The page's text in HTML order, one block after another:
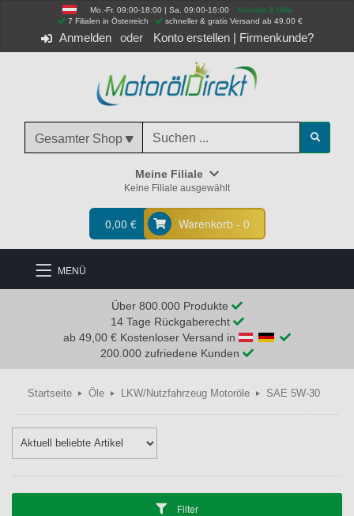
Mo.-Fr. 09:00-18:00 | Sa. 09:00-16:00
Kontakt & Hilfe
7 Filialen in Österreich
schneller & gratis Versand ab 49,00 €
Anmelden Konto erstellen| Firmenkunde?
Gesamter Shop
Meine Filiale
Keine Filiale ausgewählt
0,00 € Warenkorb - 0
MENÜ
Über 800.000 Produkte
14 Tage Rückgaberecht
ab 49,00 € Kostenloser Versand in
200.000 zufriedene Kunden
Startseite Öle LKW/Nutzfahrzeug Motoröle SAE 5W-30
Filter